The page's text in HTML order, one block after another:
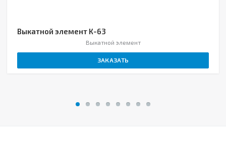
Выкатной элемент К-63
Выкатной элемент
ЗАКАЗАТЬ